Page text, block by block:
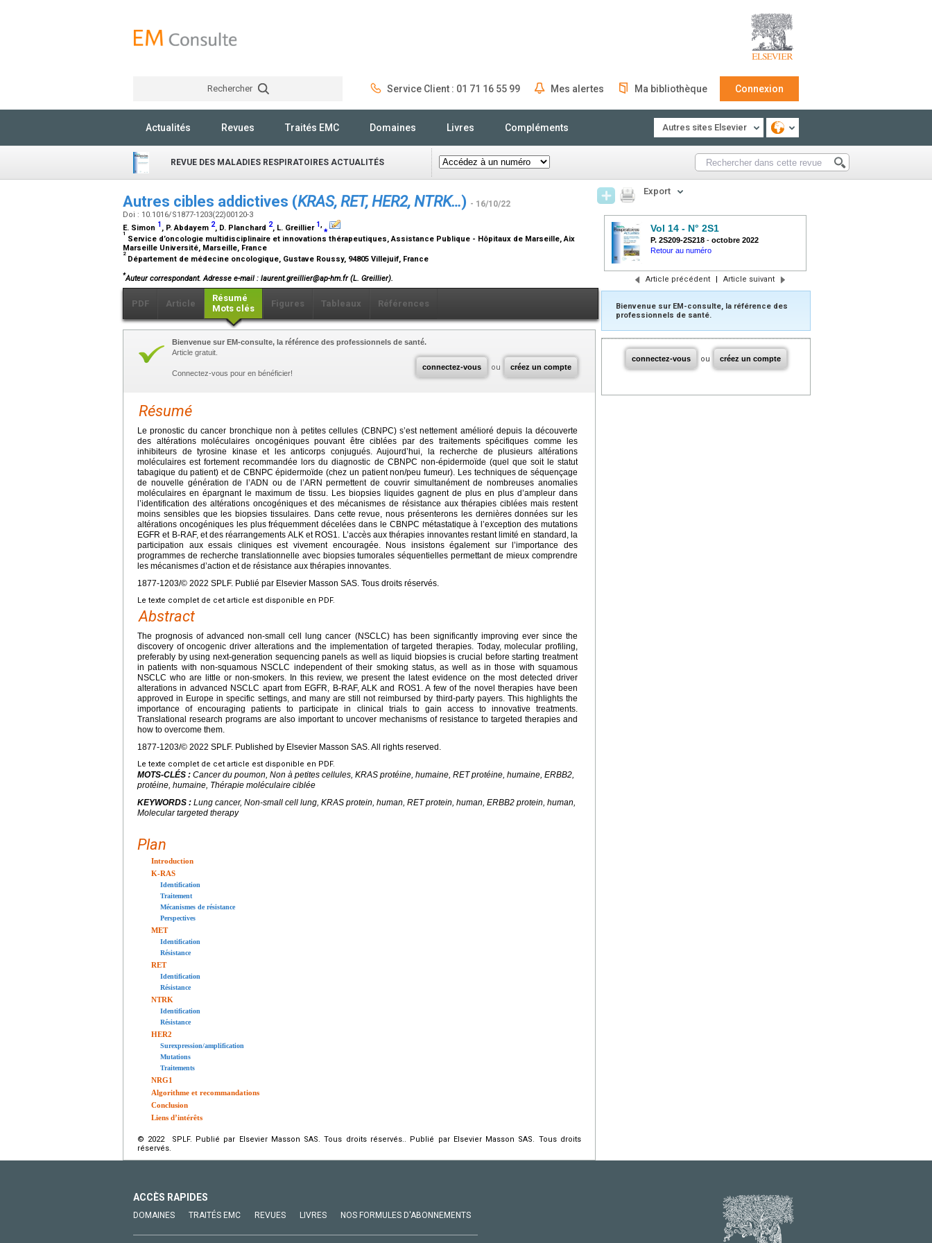
Rechercher Service Client : 01 71 16 55 99 Mes alertes Ma bibliothèque Connexion
Actualités Revues Traités EMC Domaines Livres Compléments Autres sites Elsevier
REVUE DES MALADIES RESPIRATOIRES ACTUALITÉS
Autres cibles addictives (KRAS, RET, HER2, NTRK…) - 16/10/22
Doi : 10.1016/S1877-1203(22)00120-3
E. Simon 1 , P. Abdayem 2, D. Planchard 2, L. Greillier 1,⁎
1
Service d’oncologie multidisciplinaire et innovations thérapeutiques, Assistance Publique - Hôpitaux de Marseille, Aix
Marseille Université, Marseille, France
2
Département de médecine oncologique, Gustave Roussy, 94805 Villejuif, France
*Auteur correspondant.Adresse e-mail : laurent.greillier@ap-hm.fr (L. Greillier).
PDF Article
Résumé
Mots clés
Figures Tableaux Références
connectez-vous ou créez un compte
Bienvenue sur EM-consulte, la référence des professionnels de santé.
Article gratuit.
Connectez-vous pour en bénéficier!
Résumé
Le pronostic du cancer bronchique non à petites cellules (CBNPC) s’est nettement amélioré depuis la découverte
des altérations moléculaires oncogéniques pouvant être ciblées par des traitements spécifiques comme les
inhibiteurs de tyrosine kinase et les anticorps conjugués. Aujourd’hui, la recherche de plusieurs altérations
moléculaires est fortement recommandée lors du diagnostic de CBNPC non-épidermoïde (quel que soit le statut
tabagique du patient) et de CBNPC épidermoïde (chez un patient non/peu fumeur). Les techniques de séquençage
de nouvelle génération de l’ADN ou de l’ARN permettent de couvrir simultanément de nombreuses anomalies
moléculaires en épargnant le maximum de tissu. Les biopsies liquides gagnent de plus en plus d’ampleur dans
l’identification des altérations oncogéniques et des mécanismes de résistance aux thérapies ciblées mais restent
moins sensibles que les biopsies tissulaires. Dans cette revue, nous présenterons les dernières données sur les
altérations oncogéniques les plus fréquemment décelées dans le CBNPC métastatique à l’exception des mutations
EGFR et B-RAF, et des réarrangements ALK et ROS1. L’accès aux thérapies innovantes restant limité en standard, la
participation aux essais cliniques est vivement encouragée. Nous insistons également sur l’importance des
programmes de recherche translationnelle avec biopsies tumorales séquentielles permettant de mieux comprendre
les mécanismes d’action et de résistance aux thérapies innovantes.
1877-1203/© 2022 SPLF. Publié par Elsevier Masson SAS. Tous droits réservés.
Le texte complet de cet article est disponible en PDF.
Abstract
The prognosis of advanced non-small cell lung cancer (NSCLC) has been significantly improving ever since the
discovery of oncogenic driver alterations and the implementation of targeted therapies. Today, molecular profiling,
preferably by using next-generation sequencing panels as well as liquid biopsies is crucial before starting treatment
in patients with non-squamous NSCLC independent of their smoking status, as well as in those with squamous
NSCLC who are little or non-smokers. In this review, we present the latest evidence on the most detected driver
alterations in advanced NSCLC apart from EGFR, B-RAF, ALK and ROS1. A few of the novel therapies have been
approved in Europe in specific settings, and many are still not reimbursed by third-party payers. This highlights the
importance of encouraging patients to participate in clinical trials to gain access to innovative treatments.
Translational research programs are also important to uncover mechanisms of resistance to targeted therapies and
how to overcome them.
1877-1203/© 2022 SPLF. Published by Elsevier Masson SAS. All rights reserved.
Le texte complet de cet article est disponible en PDF.
MOTS-CLÉS : Cancer du poumon, Non à petites cellules, KRAS protéine, humaine, RET protéine, humaine, ERBB2,
protéine, humaine, Thérapie moléculaire ciblée
KEYWORDS : Lung cancer, Non-small cell lung, KRAS protein, human, RET protein, human, ERBB2 protein, human,
Molecular targeted therapy
Plan
Introduction
K-RAS
Identification
Traitement
Mécanismes de résistance
Perspectives
MET
Identification
Résistance
RET
Identification
Résistance
NTRK
Identification
Résistance
HER2
Surexpression/amplification
Mutations
Traitements
NRG1
Algorithme et recommandations
Conclusion
Liens d’intérêts
© 2022 SPLF. Publié par Elsevier Masson SAS. Tous droits réservés.. Publié par Elsevier Masson SAS. Tous droits
réservés.
Export
Vol 14 - N° 2S1
P. 2S209-2S218 - octobre 2022
Retour au numéro
Article précédent | Article suivant
Bienvenue sur EM-consulte, la référence des
professionnels de santé.
connectez-vous ou créez un compte
ACCÈS RAPIDES
DOMAINES TRAITÉS EMC REVUES LIVRES NOS FORMULES D'ABONNEMENTS